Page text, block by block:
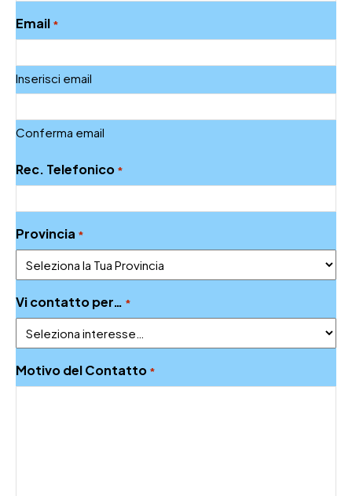
Email *
Inserisci email
Conferma email
Rec. Telefonico *
Provincia *
Vi contatto per… *
Motivo del Contatto *